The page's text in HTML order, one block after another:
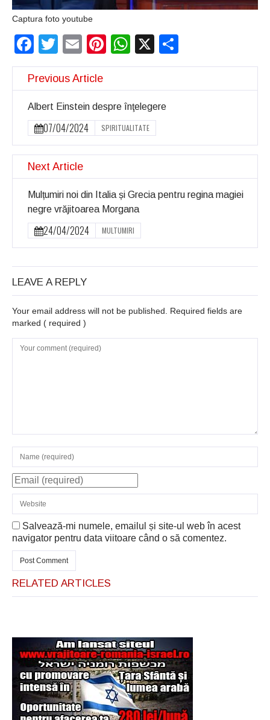
Şi-a vândut soţia
pentru un ritual de
magie neagră
Captura foto youtube
Facebook
Twitter
EmailPinterest
WhatsApp
X
Previous Article
Albert Einstein despre înţelegere
07/04/2024 SPIRITUALITATE
Next Article
Mulțumiri noi din Italia și Grecia pentru regina magiei
negre vrăjitoarea Morgana
24/04/2024 MULTUMIRI
LEAVE A REPLY
Your email address will not be published. Required fields are
marked ( required )
Salvează-mi numele, emailul și site-ul web în acest
navigator pentru data viitoare când o să comentez.
RELATED ARTICLES